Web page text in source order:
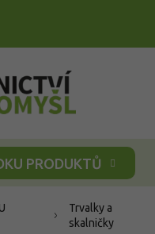
PRODUKTŮ
Trvalky a
skalničky